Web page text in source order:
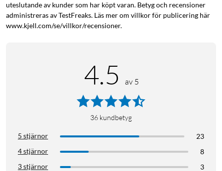
uteslutande av kunder som har köpt varan. Betyg och recensioner
administreras av TestFreaks. Läs mer om villkor för publicering här
www.kjell.com/se/villkor/recensioner.
4.5 av 5
36 kundbetyg
5 stjärnor
23
4 stjärnor
8
3 stjärnor
3